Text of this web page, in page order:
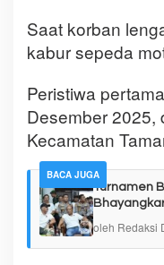
Saat korban
kabur sepeda
Peristiwa
Desember 2025,
Kecamatan
BACA JUGA
Turnamen
oleh Redaksi